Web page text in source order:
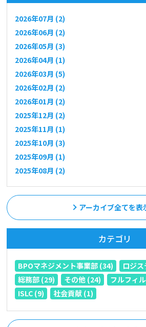
2026年07月 (2)
2026年06月 (2)
2026年05月 (3)
2026年04月 (1)
2026年03月 (5)
2026年02月 (2)
2026年01月 (2)
2025年12月 (2)
2025年11月 (1)
2025年10月 (3)
2025年09月 (1)
2025年08月 (2)
アーカイブ全てを表
カテゴリ
BPOマネジメント事業部 (34)
ロジ
総務部 (29)
その他 (24)
フルフィ
ISLC (9)
社会貢献 (1)